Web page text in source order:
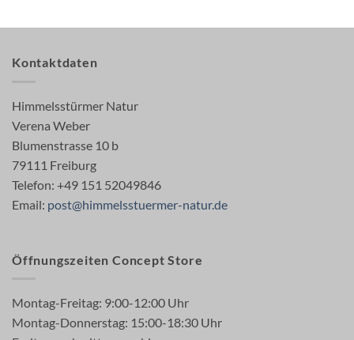
Kontaktdaten
Himmelsstürmer Natur
Verena Weber
Blumenstrasse 10 b
79111 Freiburg
Telefon: +49 151 52049846
Email: post@himmelsstuermer-natur.de
Öffnungszeiten Concept Store
Montag-Freitag: 9:00-12:00 Uhr
Montag-Donnerstag: 15:00-18:30 Uhr